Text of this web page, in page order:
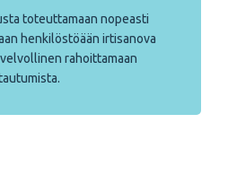
toteuttamaan nopeasti
henkilöstöään irtisanova
rahoittamaan